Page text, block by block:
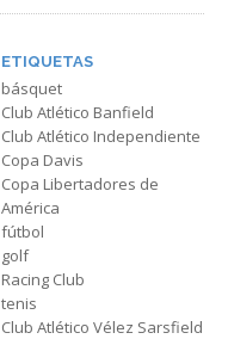
ETIQUETAS
básquet
Club Atlético Banfield
Club Atlético Independiente
Copa Davis
Copa Libertadores de
América
fútbol
golf
Racing Club
tenis
Club Atlético Vélez Sarsfield